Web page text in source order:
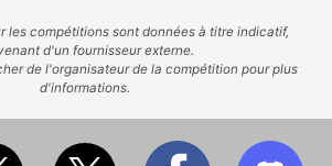
les compétitions sont données à titre indicatif,
d'un fournisseur externe.
de l'organisateur de la compétition pour plus
d'informations.